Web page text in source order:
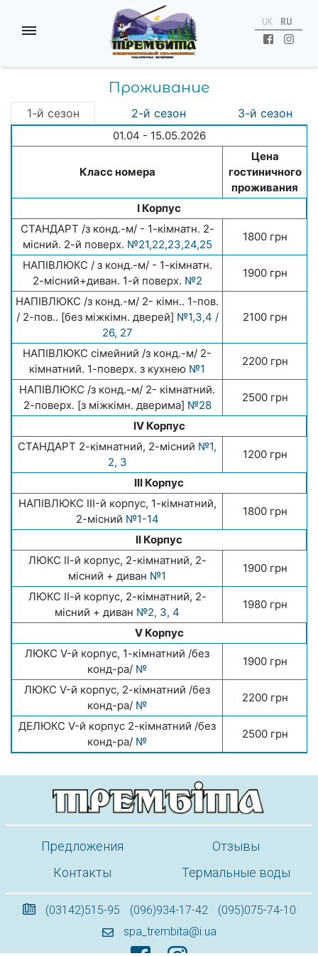
UK RU
Проживание
1-й сезон 2-й сезон 3-й сезон
01.04 - 15.05.2026
Класс номера
Цена
гостиничного
проживания
I Корпус
СТАНДАРТ /з конд.-м/ - 1-кімнатн. 2-
місний. 2-й поверх. №21,22,23,24,25
1800 грн
НАПІВЛЮКС / з конд.-м/ - 1-кімнатн.
2-місний+диван. 1-й поверх. №2
1900 грн
НАПІВЛЮКС /з конд.-м/ 2- кімн.. 1-пов.
/ 2-пов.. [без міжкімн. дверей] №1,3,4 /
26, 27
2100 грн
НАПІВЛЮКС сімейний /з конд.-м/ 2-
кімнатний. 1-поверх. з кухнею №1
2200 грн
НАПІВЛЮКС /з конд.-м/ 2- кімнатний.
2-поверх. [з міжкімн. дверима] №28
2500 грн
IV Корпус
СТАНДАРТ 2-кімнатний, 2-місний №1,
2, 3
1200 грн
III Корпус
НАПІВЛЮКС III-й корпус, 1-кімнатний,
2-місний №1-14
1800 грн
II Корпус
ЛЮКС ІІ-й корпус, 2-кімнатний, 2-
місний + диван №1
1900 грн
ЛЮКС ІІ-й корпус, 2-кімнатний, 2-
місний + диван №2, 3, 4
1980 грн
V Корпус
ЛЮКС V-й корпус, 1-кімнатний /без
конд-ра/ №
1900 грн
ЛЮКС V-й корпус, 2-кімнатний /без
конд-ра/ №
2200 грн
ДЕЛЮКС V-й корпус 2-кімнатний /без
конд-ра/ №
2500 грн
Предложения
Отзывы
Контакты
Термальные воды
(03142)515-95 (096)934-17-42
(095)075-74-10
spa_trembita@i.ua